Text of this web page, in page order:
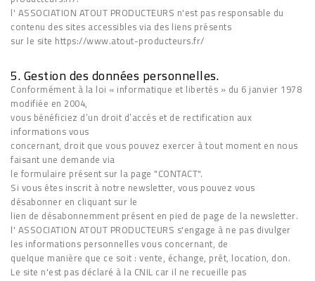
l' ASSOCIATION ATOUT PRODUCTEURS n'est pas responsable du
contenu des sites accessibles via des liens présents
sur le site https://www.atout-producteurs.fr/
5. Gestion des données personnelles.
Conformément à la loi « informatique et libertés » du 6 janvier 1978
modifiée en 2004,
vous bénéficiez d’un droit d’accès et de rectification aux
informations vous
concernant, droit que vous pouvez exercer à tout moment en nous
faisant une demande via
le formulaire présent sur la page "CONTACT".
Si vous êtes inscrit à notre newsletter, vous pouvez vous
désabonner en cliquant sur le
lien de désabonnemment présent en pied de page de la newsletter.
l' ASSOCIATION ATOUT PRODUCTEURS s'engage à ne pas divulger
les informations personnelles vous concernant, de
quelque manière que ce soit : vente, échange, prêt, location, don.
Le site n'est pas déclaré à la CNIL car il ne recueille pas